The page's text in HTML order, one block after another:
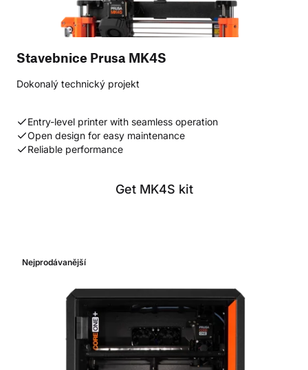
Stavebnice Prusa MK4S
Dokonalý technický projekt
Entry-level printer with seamless operation
Open design for easy maintenance
Reliable performance
Get MK4S kit
Nejprodávanější